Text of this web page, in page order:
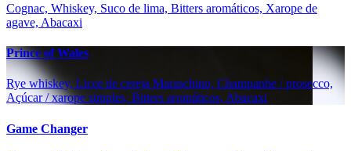
Cognac, Whiskey, Suco de lima, Bitters aromáticos, Xarope de
agave, Abacaxi
Prince of Wales
Rye whiskey, Licor de cereja Maraschino, Champanhe / prosecco,
Açúcar / xarope simples, Bitters aromáticos, Abacaxi
Game Changer